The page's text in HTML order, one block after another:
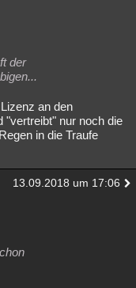
der
an den
"vertreibt" nur noch die
in die Traufe
13.09.2018 um 17:06